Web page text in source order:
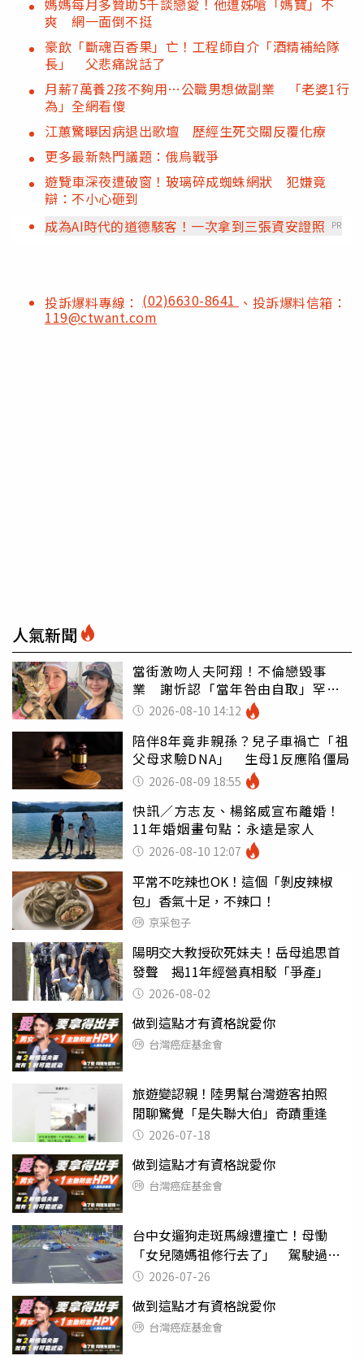
爽 網一面倒不挺
豪飲「斷魂百香果」亡！工程師自介「酒精補給隊
長」 父悲痛說話了
月薪7萬養2孩不夠用…公職男想做副業 「老婆1行
為」全網看傻
江蕙驚曝因病退出歌壇 歷經生死交關反覆化療
更多最新熱門議題：俄烏戰爭
遊覽車深夜遭破窗！玻璃碎成蜘蛛網狀 犯嫌竟
辯：不小心砸到
成為AI時代的道德駭客！一次拿到三張資安證照
PR
投訴爆料專線： (02)6630-8641 、投訴爆料信箱：
119@ctwant.com
人氣新聞
當街激吻人夫阿翔！不倫戀毀事
業 謝忻認「當年咎由自取」罕吐
心聲2026-08-10 14:12
陪伴8年竟非親孫？兒子車禍亡「祖
父母求驗DNA」 生母1反應陷僵局
2026-08-09 18:55
快訊／方志友、楊銘威宣布離婚！
11年婚姻畫句點：永遠是家人
2026-08-10 12:07
平常不吃辣也OK！這個「剝皮辣椒
包」香氣十足，不辣口！
京采包子
陽明交大教授砍死妹夫！岳母追思首
發聲 揭11年經營真相駁「爭產」
2026-08-02
做到這點才有資格說愛你
台灣癌症基金會
旅遊變認親！陸男幫台灣遊客拍照
閒聊驚覺「是失聯大伯」奇蹟重逢
2026-07-18
做到這點才有資格說愛你
台灣癌症基金會
台中女遛狗走斑馬線遭撞亡！母慟
「女兒隨媽祖修行去了」 駕駛過失
致死判9月
2026-07-26
做到這點才有資格說愛你
台灣癌症基金會